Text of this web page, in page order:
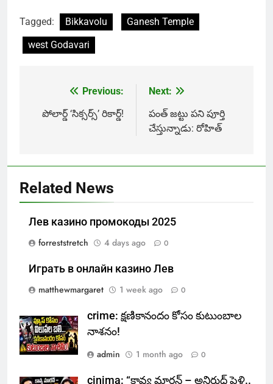
Tagged: Bikkavolu
Ganesh Temple
west Godavari
navigation
Previous:
పోలార్డ్ ‘సిక్సర్స్’ రికార్డ్!
Next:
పంత్ జట్టు పని పూర్తి
చేస్తున్నాడు: రోహిత్
Related News
Лев казино промокоды 2025
forreststretch
4 days ago 0
Играть в онлайн казино Лев
matthewmargaret
1 week ago 0
crime: క్షణికానందం కోసం కుటుంబాల
నాశనం!
admin
1 month ago 0
cinima: “కావ్య మారన్ – అనిరుధ్ పెళ్లి..